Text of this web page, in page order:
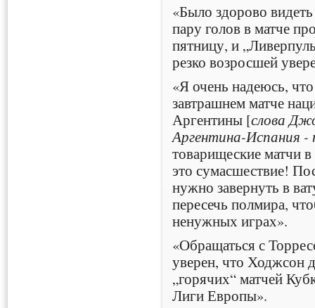
«Было здорово
пару голов в матче
пятницу, и
резко возросшей
«Я очень надеюсь,
завтрашнем матче
Аргентины [слова
Аргентина-Испания -
товарищеские матчи
это сумасшествие!
нужно завернуть в
пересечь полмира,
ненужных играх».
«Обращаться с
уверен, что Ходжсон
„горячих“ матчей
Лиги Европы».